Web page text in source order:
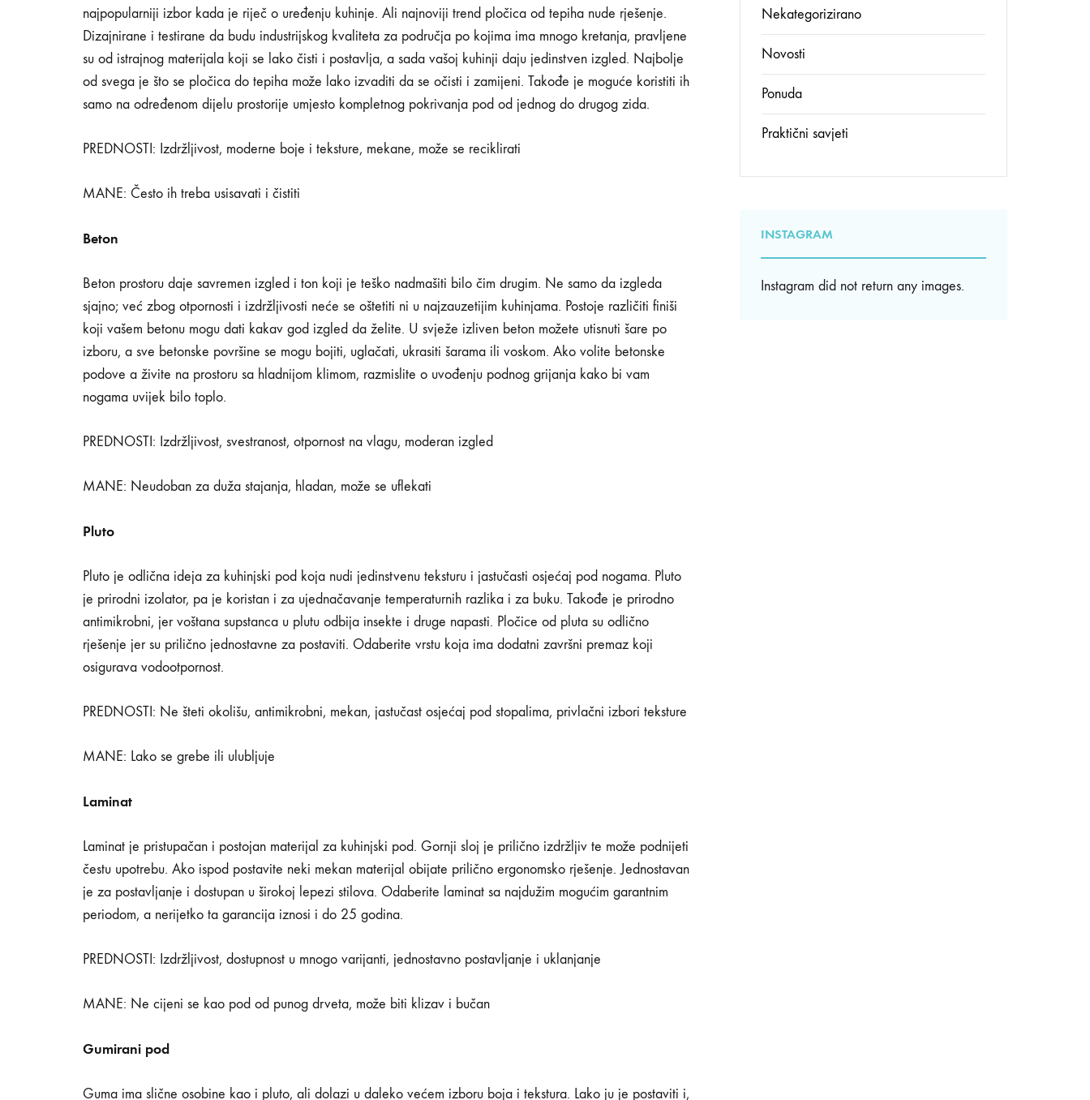
najpopularniji izbor kada je riječ o uređenju kuhinje. Ali najnoviji trend pločica od tepiha nude rješenje.
Dizajnirane i testirane da budu industrijskog kvaliteta za područja po kojima ima mnogo kretanja, pravljene
su od istrajnog materijala koji se lako čisti i postavlja, a sada vašoj kuhinji daju jedinstven izgled. Najbolje
od svega je što se pločica do tepiha može lako izvaditi da se očisti i zamijeni. Takođe je moguće koristiti ih
samo na određenom dijelu prostorije umjesto kompletnog pokrivanja pod od jednog do drugog zida.
PREDNOSTI: Izdržljivost, moderne boje i teksture, mekane, može se reciklirati
MANE: Često ih treba usisavati i čistiti
Beton
Beton prostoru daje savremen izgled i ton koji je teško nadmašiti bilo čim drugim. Ne samo da izgleda
sjajno; već zbog otpornosti i izdržljivosti neće se oštetiti ni u najzauzetijim kuhinjama. Postoje različiti finiši
koji vašem betonu mogu dati kakav god izgled da želite. U svježe izliven beton možete utisnuti šare po
izboru, a sve betonske površine se mogu bojiti, uglačati, ukrasiti šarama ili voskom. Ako volite betonske
podove a živite na prostoru sa hladnijom klimom, razmislite o uvođenju podnog grijanja kako bi vam
nogama uvijek bilo toplo.
PREDNOSTI: Izdržljivost, svestranost, otpornost na vlagu, moderan izgled
MANE: Neudoban za duža stajanja, hladan, može se uflekati
Pluto
Pluto je odlična ideja za kuhinjski pod koja nudi jedinstvenu teksturu i jastučasti osjećaj pod nogama. Pluto
je prirodni izolator, pa je koristan i za ujednačavanje temperaturnih razlika i za buku. Takođe je prirodno
antimikrobni, jer voštana supstanca u plutu odbija insekte i druge napasti. Pločice od pluta su odlično
rješenje jer su prilično jednostavne za postaviti. Odaberite vrstu koja ima dodatni završni premaz koji
osigurava vodootpornost.
PREDNOSTI: Ne šteti okolišu, antimikrobni, mekan, jastučast osjećaj pod stopalima, privlačni izbori teksture
MANE: Lako se grebe ili ulubljuje
Laminat
Laminat je pristupačan i postojan materijal za kuhinjski pod. Gornji sloj je prilično izdržljiv te može podnijeti
čestu upotrebu. Ako ispod postavite neki mekan materijal obijate prilično ergonomsko rješenje. Jednostavan
je za postavljanje i dostupan u širokoj lepezi stilova. Odaberite laminat sa najdužim mogućim garantnim
periodom, a nerijetko ta garancija iznosi i do 25 godina.
PREDNOSTI: Izdržljivost, dostupnost u mnogo varijanti, jednostavno postavljanje i uklanjanje
MANE: Ne cijeni se kao pod od punog drveta, može biti klizav i bučan
Gumirani pod
Guma ima slične osobine kao i pluto, ali dolazi u daleko većem izboru boja i tekstura. Lako ju je postaviti i,
Nekategorizirano
Novosti
Ponuda
Praktični savjeti
INSTAGRAM
Instagram did not return any images.